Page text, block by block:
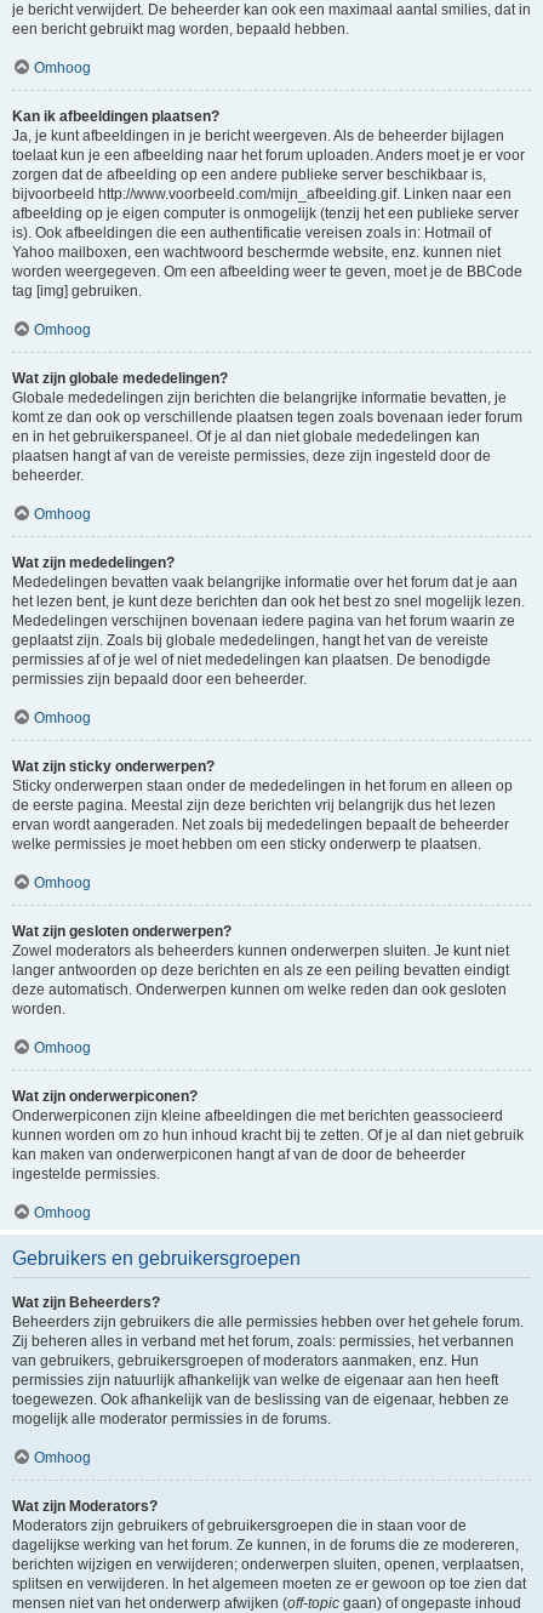
je bericht verwijdert. De beheerder kan ook een maximaal aantal smilies, dat in
een bericht gebruikt mag worden, bepaald hebben.
Omhoog
Kan ik afbeeldingen plaatsen?
Ja, je kunt afbeeldingen in je bericht weergeven. Als de beheerder bijlagen
toelaat kun je een afbeelding naar het forum uploaden. Anders moet je er voor
zorgen dat de afbeelding op een andere publieke server beschikbaar is,
bijvoorbeeld http://www.voorbeeld.com/mijn_afbeelding.gif. Linken naar een
afbeelding op je eigen computer is onmogelijk (tenzij het een publieke server
is). Ook afbeeldingen die een authentificatie vereisen zoals in: Hotmail of
Yahoo mailboxen, een wachtwoord beschermde website, enz. kunnen niet
worden weergegeven. Om een afbeelding weer te geven, moet je de BBCode
tag [img] gebruiken.
Omhoog
Wat zijn globale mededelingen?
Globale mededelingen zijn berichten die belangrijke informatie bevatten, je
komt ze dan ook op verschillende plaatsen tegen zoals bovenaan ieder forum
en in het gebruikerspaneel. Of je al dan niet globale mededelingen kan
plaatsen hangt af van de vereiste permissies, deze zijn ingesteld door de
beheerder.
Omhoog
Wat zijn mededelingen?
Mededelingen bevatten vaak belangrijke informatie over het forum dat je aan
het lezen bent, je kunt deze berichten dan ook het best zo snel mogelijk lezen.
Mededelingen verschijnen bovenaan iedere pagina van het forum waarin ze
geplaatst zijn. Zoals bij globale mededelingen, hangt het van de vereiste
permissies af of je wel of niet mededelingen kan plaatsen. De benodigde
permissies zijn bepaald door een beheerder.
Omhoog
Wat zijn sticky onderwerpen?
Sticky onderwerpen staan onder de mededelingen in het forum en alleen op
de eerste pagina. Meestal zijn deze berichten vrij belangrijk dus het lezen
ervan wordt aangeraden. Net zoals bij mededelingen bepaalt de beheerder
welke permissies je moet hebben om een sticky onderwerp te plaatsen.
Omhoog
Wat zijn gesloten onderwerpen?
Zowel moderators als beheerders kunnen onderwerpen sluiten. Je kunt niet
langer antwoorden op deze berichten en als ze een peiling bevatten eindigt
deze automatisch. Onderwerpen kunnen om welke reden dan ook gesloten
worden.
Omhoog
Wat zijn onderwerpiconen?
Onderwerpiconen zijn kleine afbeeldingen die met berichten geassocieerd
kunnen worden om zo hun inhoud kracht bij te zetten. Of je al dan niet gebruik
kan maken van onderwerpiconen hangt af van de door de beheerder
ingestelde permissies.
Omhoog
Gebruikers en gebruikersgroepen
Wat zijn Beheerders?
Beheerders zijn gebruikers die alle permissies hebben over het gehele forum.
Zij beheren alles in verband met het forum, zoals: permissies, het verbannen
van gebruikers, gebruikersgroepen of moderators aanmaken, enz. Hun
permissies zijn natuurlijk afhankelijk van welke de eigenaar aan hen heeft
toegewezen. Ook afhankelijk van de beslissing van de eigenaar, hebben ze
mogelijk alle moderator permissies in de forums.
Omhoog
Wat zijn Moderators?
Moderators zijn gebruikers of gebruikersgroepen die in staan voor de
dagelijkse werking van het forum. Ze kunnen, in de forums die ze modereren,
berichten wijzigen en verwijderen; onderwerpen sluiten, openen, verplaatsen,
splitsen en verwijderen. In het algemeen moeten ze er gewoon op toe zien dat
mensen niet van het onderwerp afwijken (off-topic gaan) of ongepaste inhoud